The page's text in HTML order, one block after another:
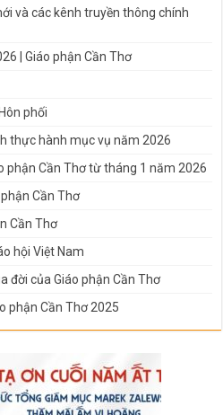
và các kênh truyền thông chính
| Giáo phận Cần Thơ
phối
thực hành mục vụ năm 2026
phận Cần Thơ từ tháng 1 năm 2026
Cần Thơ
Cần Thơ
hội Việt Nam
đời của Giáo phận Cần Thơ
phận Cần Thơ 2025